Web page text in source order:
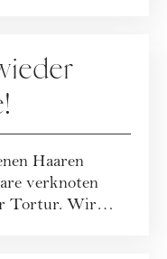
Haaren
verknoten
Tortur. Wir